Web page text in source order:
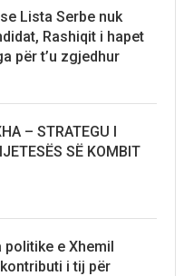
Lista Serbe nuk
Rashiqit i hapet
për t’u zgjedhur
– STRATEGU I
SË KOMBIT
politike e Xhemil
i tij për